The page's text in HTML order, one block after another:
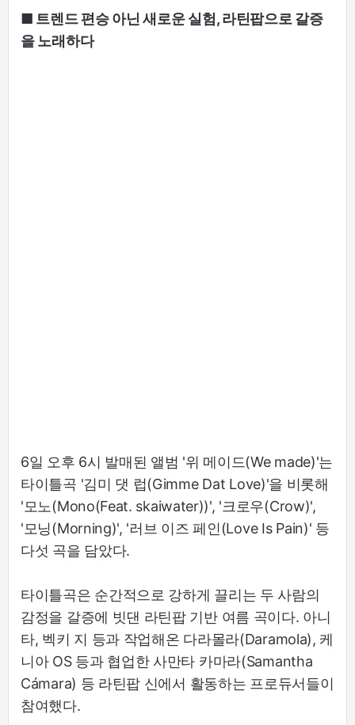
■ 트렌드 편승 아닌 새로운 실험, 라틴팝으로 갈증
을 노래하다
6일 오후 6시 발매된 앨범 '위 메이드(We made)'는
타이틀곡 '김미 댓 럽(Gimme Dat Love)'을 비롯해
'모노(Mono(Feat. skaiwater))', '크로우(Crow)',
'모닝(Morning)', '러브 이즈 페인(Love Is Pain)' 등
다섯 곡을 담았다.
타이틀곡은 순간적으로 강하게 끌리는 두 사람의
감정을 갈증에 빗댄 라틴팝 기반 여름 곡이다. 아니
타, 벡키 지 등과 작업해온 다라몰라(Daramola), 케
니아 OS 등과 협업한 사만타 카마라(Samantha
Cámara) 등 라틴팝 신에서 활동하는 프로듀서들이
참여했다.